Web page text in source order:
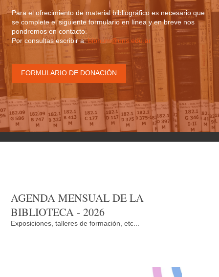
Para el ofrecimiento de material bibliográfico es necesario que
se complete el siguiente formulario en línea y en breve nos
pondremos en contacto.
Por consultas escribir a:bibhum@uns.edu.ar
FORMULARIO DE DONACIÓN
AGENDA MENSUAL DE LA
BIBLIOTECA - 2026
Exposiciones, talleres de formación, etc...